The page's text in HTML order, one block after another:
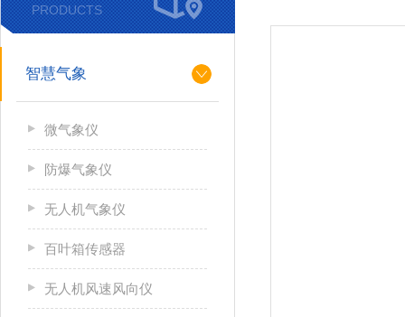
PRODUCTS
智慧气象
微气象仪
防爆气象仪
无人机气象仪
百叶箱传感器
无人机风速风向仪